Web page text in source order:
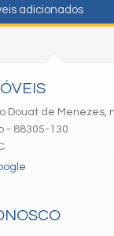
adicionados
Douat de Menezes,
- 88305-130